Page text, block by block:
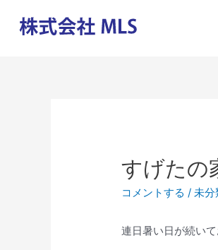
すげた
コメントする /未分
連日暑い日が続い